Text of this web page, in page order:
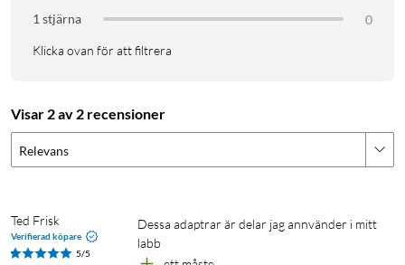
1 stjärna
0
Klicka ovan för att filtrera
Visar 2 av 2 recensioner
Relevans
Ted Frisk
Verifierad köpare
5/5
dessa adaptrar är delar jag annvänder i mitt
labb